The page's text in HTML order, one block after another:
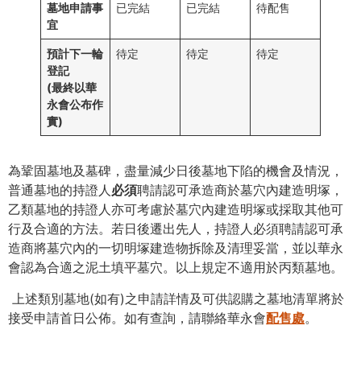
墓地申請事
宜
已完結 已完結 待配售
預計下一輪
登記
(最終以華
永會公布作
實)
待定 待定 待定
為鞏固墓地及墓碑，盡量減少日後墓地下陷的機會及情況，
普通墓地的持證人必須聘請認可承造商於墓穴內建造明塚，
乙類墓地的持證人亦可考慮於墓穴內建造明塚或採取其他可
行及合適的方法。若日後遷出先人，持證人必須聘請認可承
造商將墓穴內的一切明塚建造物拆除及清理妥當，並以華永
會認為合適之泥土填平墓穴。以上規定不適用於丙類墓地。
上述類別墓地(如有)之申請詳情及可供認購之墓地清單將於
接受申請首日公佈。如有查詢，請聯絡華永會配售處。